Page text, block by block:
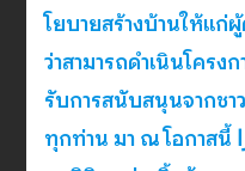
โยบายสร้างบ้านให้แก่
ว่าสามารถดำเนินโครง
รับการสนับสนุนจากช
ทุกท่าน มา ณ โอกาสนี้ وجزاكم الله خيرا ” ประธาน